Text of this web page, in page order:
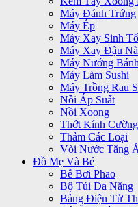
Máy Đánh Trứng
Máy Ép
Máy Xay Sinh Tố
Máy Xay Đậu
Máy Nướng Bánh
Máy Làm Sushi
Máy Trồng Rau
Nồi Áp Suất
Nồi Xoong
Thớt Kính
Thảm Các Loại
Vòi Nước Tăng
Đồ Mẹ Và Bé
Bể Bơi Phao
Bộ Túi Đa Năng
Bảng Điện Tử